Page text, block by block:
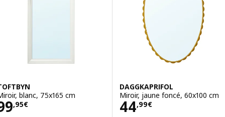
blanc, 75x165 cm
,95€
99,95€
DAGGKAPRIFOL
Miroir, jaune foncé, 60x100 cm
44,99€
Prix 44,99€